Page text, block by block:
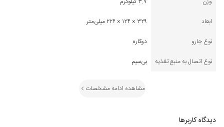
ابعاد
۳۲۹ × ۱۲۴ × ۲۲۶ میلی‌متر
نوع جارو
دوکاره
نوع اتصال به منبع تغذیه
بی‌سیم
مشاهده ادامه مشخصات
دیدگاه کاربرها